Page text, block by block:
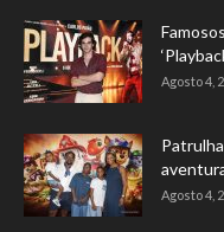
Agosto 4,
Agosto 4,